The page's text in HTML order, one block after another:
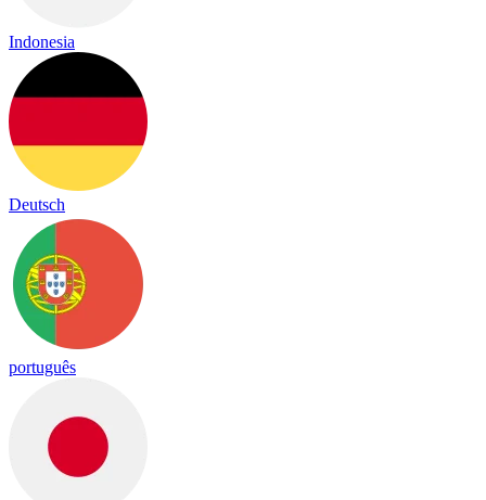
Indonesia
Deutsch
português